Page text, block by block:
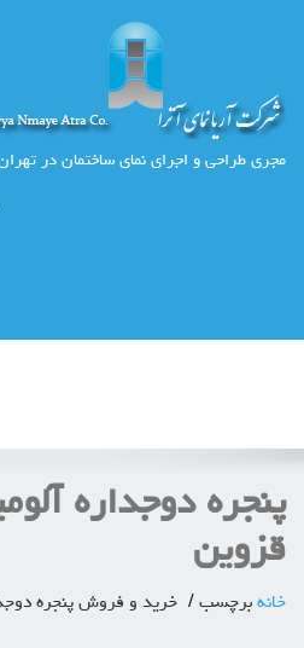
مجری طراحی و اجرای نمای ساختمان در
پنجره دوجداره
قزوین
خانه برچسب خرید و فروش پنجره